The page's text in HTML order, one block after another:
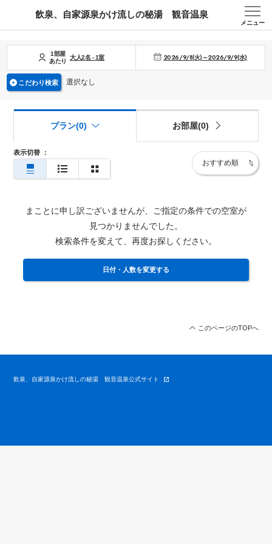
飲泉、自家源泉かけ流しの秘湯 観音温泉
メニュー
1部屋
あたり
大人2名 -1室 2026/9/8(火)～2026/9/9(水)
こだわり検索 選択なし
表示切替 ：
プラン(0) お部屋(0)
まことに申し訳ございませんが、ご指定の条件での空室が
見つかりませんでした。
検索条件を変えて、再度お探しください。
日付・人数を変更する
このページのTOPへ
飲泉、自家源泉かけ流しの秘湯 観音温泉公式サイト